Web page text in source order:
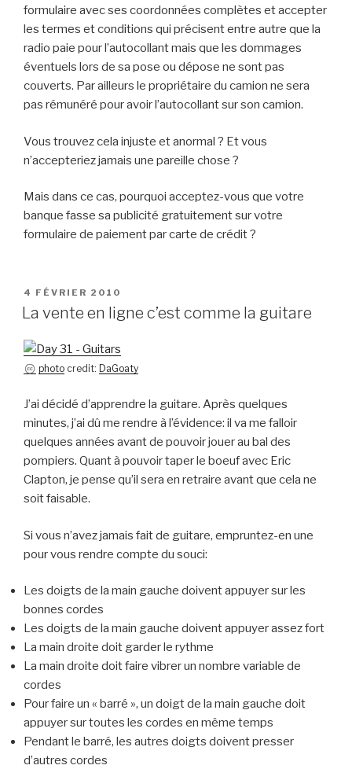
formulaire avec ses coordonnées complètes et accepter
les termes et conditions qui précisent entre autre que la
radio paie pour l’autocollant mais que les dommages
éventuels lors de sa pose ou dépose ne sont pas
couverts. Par ailleurs le propriétaire du camion ne sera
pas rémunéré pour avoir l’autocollant sur son camion.
Vous trouvez cela injuste et anormal ? Et vous
n’accepteriez jamais une pareille chose ?
Mais dans ce cas, pourquoi acceptez-vous que votre
banque fasse sa publicité gratuitement sur votre
formulaire de paiement par carte de crédit ?
PUBLIÉ
LE
4 FÉVRIER 2010
La vente en ligne c’est comme la guitare
photo credit: DaGoaty
J’ai décidé d’apprendre la guitare. Après quelques
minutes, j’ai dû me rendre à l’évidence: il va me falloir
quelques années avant de pouvoir jouer au bal des
pompiers. Quant à pouvoir taper le boeuf avec Eric
Clapton, je pense qu’il sera en retraire avant que cela ne
soit faisable.
Si vous n’avez jamais fait de guitare, empruntez-en une
pour vous rendre compte du souci:
Les doigts de la main gauche doivent appuyer sur les
bonnes cordes
Les doigts de la main gauche doivent appuyer assez fort
La main droite doit garder le rythme
La main droite doit faire vibrer un nombre variable de
cordes
Pour faire un « barré », un doigt de la main gauche doit
appuyer sur toutes les cordes en même temps
Pendant le barré, les autres doigts doivent presser
d’autres cordes